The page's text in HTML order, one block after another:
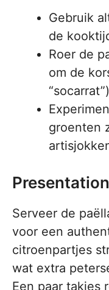
Gebruik
de
Roer de
om de
groenten
Serveer de
voor een
citroenpartjes
wat extra
Een paar takjes